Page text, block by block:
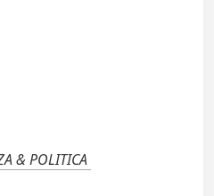
& POLITICA